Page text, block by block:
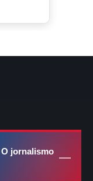
O jornalismo